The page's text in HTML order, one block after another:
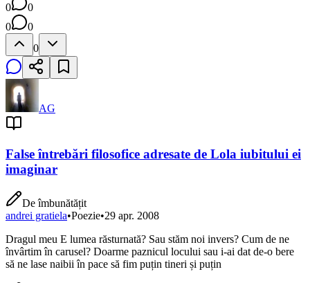
0
0
0
0
0
AG
False întrebări filosofice adresate de Lola iubitului ei
imaginar
De îmbunătățit
andrei gratiela•Poezie•29 apr. 2008
Dragul meu E lumea răsturnată? Sau stăm noi invers? Cum de ne
învârtim în carusel? Doarme paznicul locului sau i-ai dat de-o bere
să ne lase naibii în pace să fim puțin tineri și puțin